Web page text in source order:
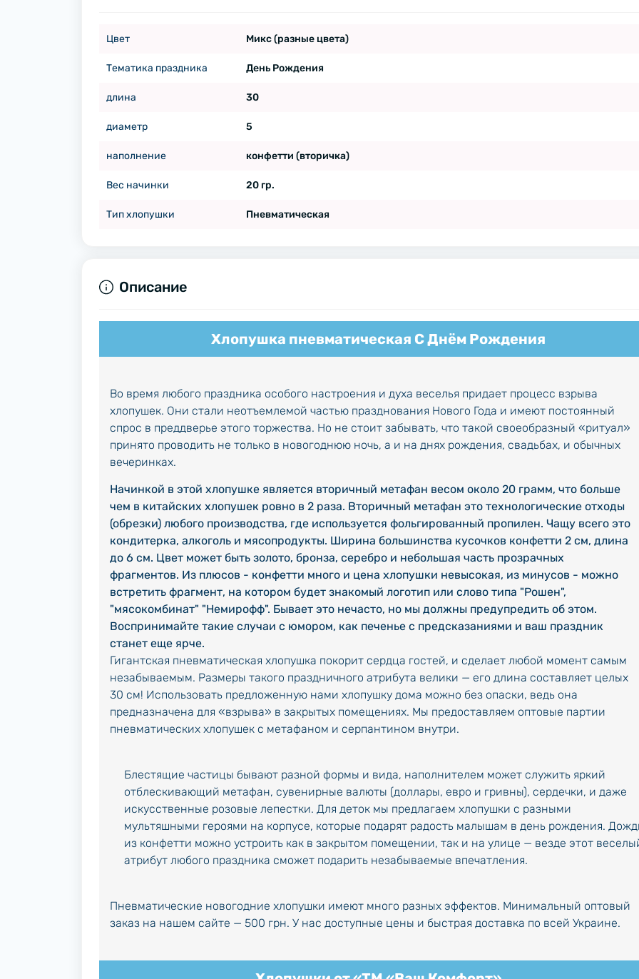
Цвет Микс (разные цвета)
Тематика праздника День Рождения
длина 30
диаметр 5
наполнение конфетти (вторичка)
Вес начинки 20 гр.
Тип хлопушки Пневматическая
Описание
Хлопушка пневматическая С Днём Рождения
Во время любого праздника особого настроения и духа веселья придает процесс взрыва
хлопушек. Они стали неотъемлемой частью празднования Нового Года и имеют постоянный
спрос в преддверье этого торжества. Но не стоит забывать, что такой своеобразный «ритуал»
принято проводить не только в новогоднюю ночь, а и на днях рождения, свадьбах, и обычных
вечеринках.
Начинкой в этой хлопушке является вторичный метафан весом около 20 грамм, что больше
чем в китайских хлопушек ровно в 2 раза. Вторичный метафан это технологические отходы
(обрезки) любого производства, где используется фольгированный пропилен. Чащу всего это
кондитерка, алкоголь и мясопродукты. Ширина большинства кусочков конфетти 2 см, длина
до 6 см. Цвет может быть золото, бронза, серебро и небольшая часть прозрачных
фрагментов. Из плюсов - конфетти много и цена хлопушки невысокая, из минусов - можно
встретить фрагмент, на котором будет знакомый логотип или слово типа "Рошен",
"мясокомбинат" "Немирофф". Бывает это нечасто, но мы должны предупредить об этом.
Воспринимайте такие случаи с юмором, как печенье с предсказаниями и ваш праздник
станет еще ярче.
Гигантская пневматическая хлопушка покорит сердца гостей, и сделает любой момент самым
незабываемым. Размеры такого праздничного атрибута велики — его длина составляет целых
30 см! Использовать предложенную нами хлопушку дома можно без опаски, ведь она
предназначена для «взрыва» в закрытых помещениях. Мы предоставляем оптовые партии
пневматических хлопушек с метафаном и серпантином внутри.
Блестящие частицы бывают разной формы и вида, наполнителем может служить яркий
отблескивающий метафан, сувенирные валюты (доллары, евро и гривны), сердечки, и даже
искусственные розовые лепестки. Для деток мы предлагаем хлопушки с разными
мультяшными героями на корпусе, которые подарят радость малышам в день рождения.
из конфетти можно устроить как в закрытом помещении, так и на улице — везде этот
атрибут любого праздника сможет подарить незабываемые впечатления.
Пневматические новогодние хлопушки имеют много разных эффектов. Минимальный оптовый
заказ на нашем сайте — 500 грн. У нас доступные цены и быстрая доставка по всей Украине.